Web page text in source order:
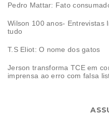
Pedro Mattar: Fato
Wilson 100 anos- Entrevistas
tudo
T.S Eliot: O nome dos gatos
Jerson transforma TCE em
imprensa ao erro com falsa